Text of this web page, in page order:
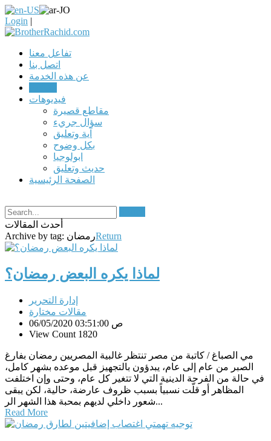
Login |
تفاعل معنا
اتصل بنا
عن هذه الخدمة
فيديوهات
مقاطع قصيرة
سؤال جريء
آية وتعليق
بكل وضوح
ابولوجيا
حديث وتعليق
الصفحة الرئيسية
أحدث المقالات
Archive by tag: رمضانReturn
لماذا يكره البعض رمضان؟
إدارة التحرير
مقالات مختارة
06/05/2020 03:51:00 ص
View Count 1820
مي الصباغ / كاتبة من مصر تنتظر غالبية المصريين رمضان بفارغ
الصبر من عام إلى عام، يبدؤون بالتجهيز قبل موعده بشهر كامل،
في حالة من الفرحة الدينية التي لا تتغير كل عام، وحتى وإن اختلفت
المظاهر أو قلّت نسبياً بسبب ظروف عارضة، حالية، لكن يبقى
شعور داخلي لديهم بمحبة هذا الشهر الر...
Read More